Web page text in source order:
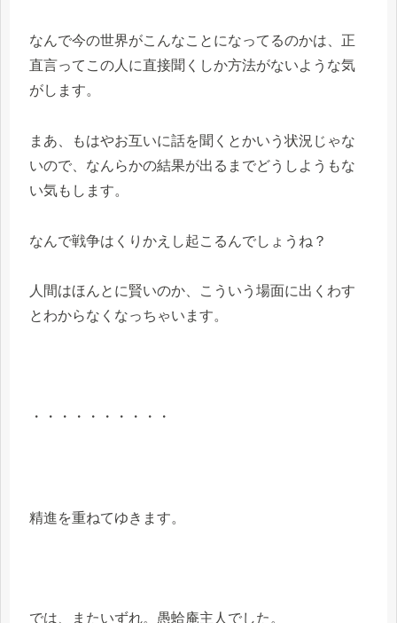
なんで今の世界がこんなことになってるのかは、正
直言ってこの人に直接聞くしか方法がないような気
がします。
まあ、もはやお互いに話を聞くとかいう状況じゃな
いので、なんらかの結果が出るまでどうしようもな
い気もします。
なんで戦争はくりかえし起こるんでしょうね？
人間はほんとに賢いのか、こういう場面に出くわす
とわからなくなっちゃいます。
・・・・・・・・・・
精進を重ねてゆきます。
では、またいずれ。愚蛤庵主人でした。